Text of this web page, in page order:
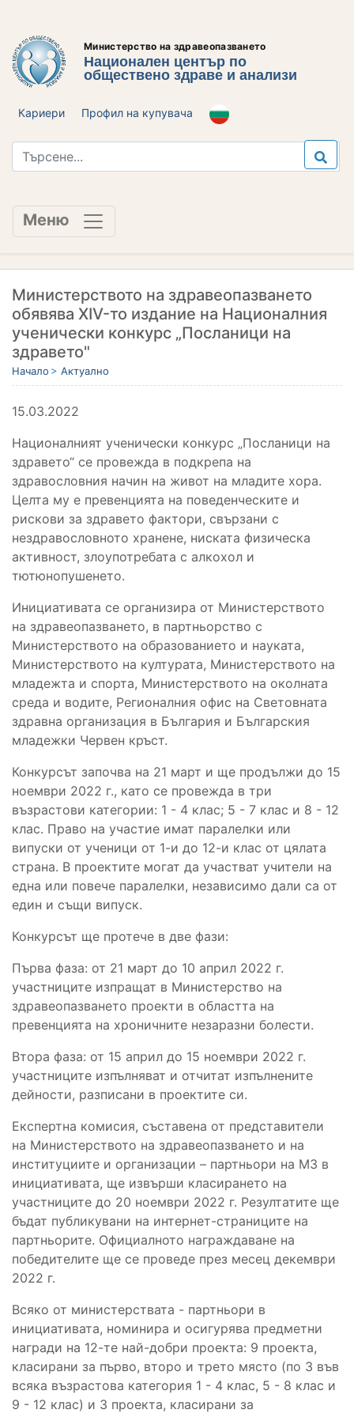
Министерство на здравеопазването
Национален център по
обществено здраве и анализи
Кариери Профил на купувача
Меню
Министерството на здравеопазването
обявява XIV-то издание на Националния
ученически конкурс „Посланици на
здравето"
Начало Актуално
15.03.2022
Националният ученически конкурс „Посланици на
здравето“ се провежда в подкрепа на
здравословния начин на живот на младите хора.
Целта му е превенцията на поведенческите и
рискови за здравето фактори, свързани с
нeздравословното хранене, ниската физическа
активност, злоупотребата с алкохол и
тютюнопушенето.
Инициативата се организира от Министерството
на здравеопазването, в партньорство с
Министерството на образованието и науката,
Министерството на културата, Министерството на
младежта и спорта, Министерството на околната
среда и водите, Регионалния офис на Световната
здравна организация в България и Българския
младежки Червен кръст.
Конкурсът започва на 21 март и ще продължи до 15
ноември 2022 г., като се провежда в три
възрастови категории: 1 - 4 клас; 5 - 7 клас и 8 - 12
клас. Право на участие имат паралелки или
випуски от ученици от 1-и до 12-и клас от цялата
страна. В проектите могат да участват учители на
една или повече паралелки, независимо дали са от
един и същи випуск.
Конкурсът ще протече в две фази:
Първа фаза: от 21 март до 10 април 2022 г.
участниците изпращат в Министерство на
здравеопазването проекти в областта на
превенцията на хроничните незаразни болести.
Втора фаза: от 15 април до 15 ноември 2022 г.
участниците изпълняват и отчитат изпълнените
дейности, разписани в проектите си.
Експертна комисия, съставена от представители
на Министерството на здравеопазването и на
институциите и организации – партньори на МЗ в
инициативата, ще извърши класирането на
участниците до 20 ноември 2022 г. Резултатите ще
бъдат публикувани на интернет-страниците на
партньорите. Официалното награждаване на
победителите ще се проведе през месец декември
2022 г.
Всяко от министерствата - партньори в
инициативата, номинира и осигурява предметни
награди на 12-те най-добри проекта: 9 проекта,
класирани за първо, второ и трето място (по 3 във
всяка възрастова категория 1 - 4 клас, 5 - 8 клас и
9 - 12 клас) и 3 проекта, класирани за